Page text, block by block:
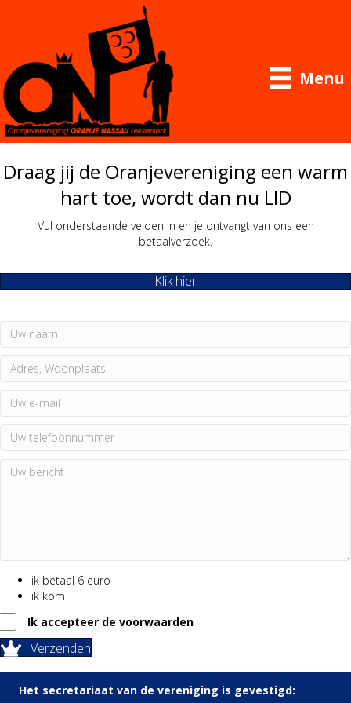
Menu
Draag jij de Oranjevereniging een warm
hart toe, wordt dan nu LID
Vul onderstaande velden in en je ontvangt van ons een
betaalverzoek.
Klik hier
ik betaal 6 euro
ik kom
Ik accepteer de voorwaarden
Verzenden
Het secretariaat van de vereniging is gevestigd: